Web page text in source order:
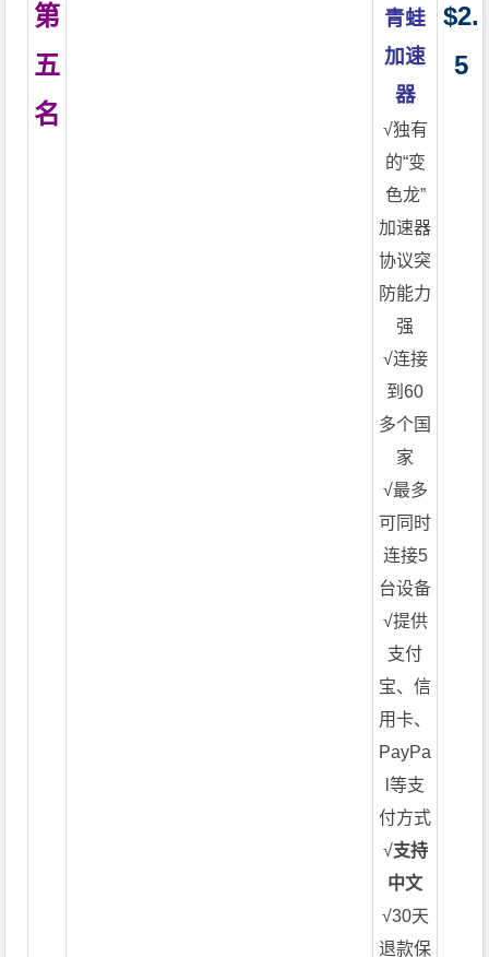
第
五
名
青蛙
加速
器
√独有
的“变
色龙”
加速器
协议突
防能力
强
√连接
到60
多个国
家
√最多
可同时
连接5
台设备
√提供
支付
宝、信
用卡、
PayPa
l等支
付方式
√支持
中文
√30天
退款保
$2.
5